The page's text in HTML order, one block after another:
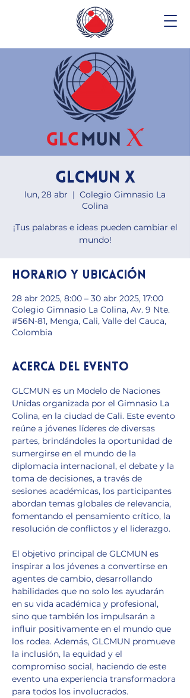
GLCMUN X
lun, 28 abr
  |
Colegio Gimnasio La
Colina
¡Tus palabras e ideas pueden cambiar el
mundo!
Horario y ubicación
28 abr 2025, 8:00 – 30 abr 2025, 17:00
Colegio Gimnasio La Colina, Av. 9 Nte.
#56N-81, Menga, Cali, Valle del Cauca,
Colombia
Acerca del evento
GLCMUN es un Modelo de Naciones
Unidas organizada por el Gimnasio La
Colina, en la ciudad de Cali. Este evento
reúne a jóvenes líderes de diversas
partes, brindándoles la oportunidad de
sumergirse en el mundo de la
diplomacia internacional, el debate y la
toma de decisiones, a través de
sesiones académicas, los participantes
abordan temas globales de relevancia,
fomentando el pensamiento crítico, la
resolución de conflictos y el liderazgo.
El objetivo principal de GLCMUN es
inspirar a los jóvenes a convertirse en
agentes de cambio, desarrollando
habilidades que no solo les ayudarán
en su vida académica y profesional,
sino que también los impulsarán a
influir positivamente en el mundo que
los rodea. Además, GLCMUN promueve
la inclusión, la equidad y el
compromiso social, haciendo de este
evento una experiencia transformadora
para todos los involucrados.